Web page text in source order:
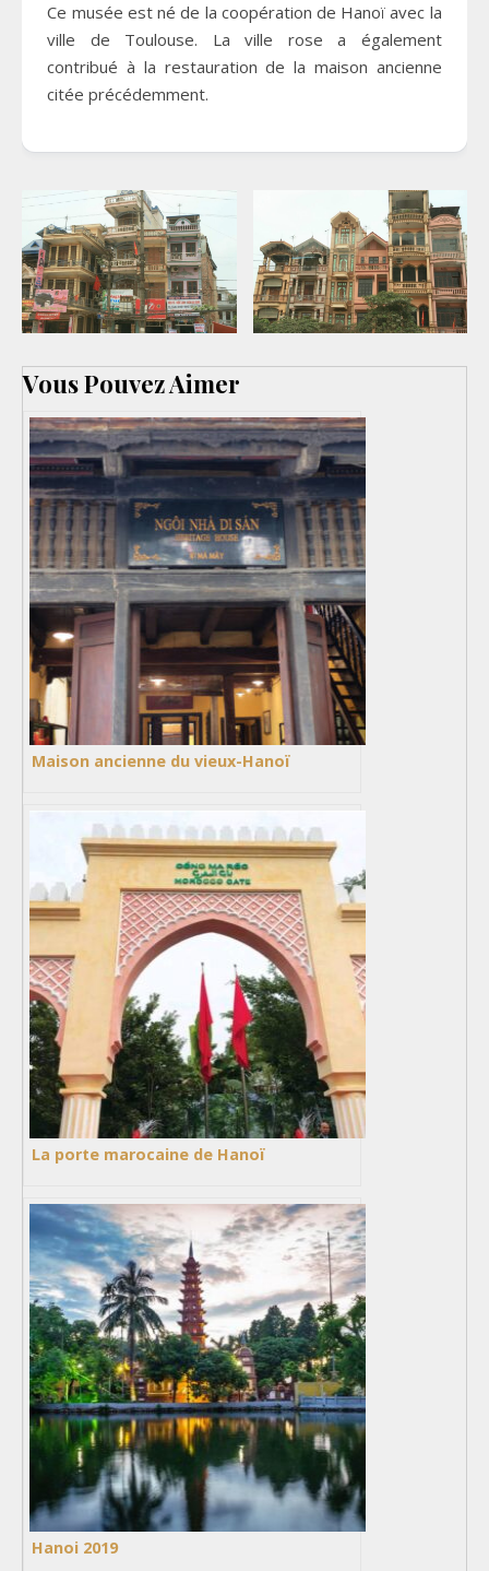
Ce musée est né de la coopération de Hanoï avec la
ville de Toulouse. La ville rose a également
contribué à la restauration de la maison ancienne
citée précédemment.
Vous Pouvez Aimer
Maison ancienne du vieux-Hanoï
La porte marocaine de Hanoï
Hanoi 2019